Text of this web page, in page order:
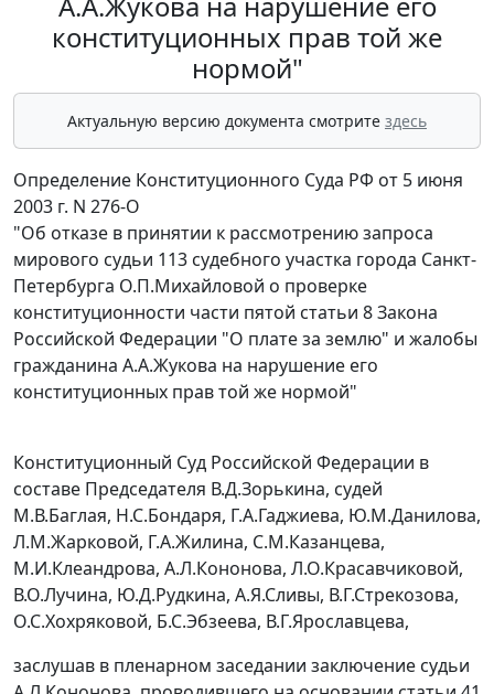
конституционных прав той же
нормой"
Актуальную версию документа смотрите здесь
Определение Конституционного Суда РФ от 5 июня
2003 г. N 276-О
"Об отказе в принятии к рассмотрению запроса
мирового судьи 113 судебного участка города Санкт-
Петербурга О.П.Михайловой о проверке
конституционности части пятой статьи 8 Закона
Российской Федерации "О плате за землю" и жалобы
гражданина А.А.Жукова на нарушение его
конституционных прав той же нормой"
Конституционный Суд Российской Федерации в
составе Председателя В.Д.Зорькина, судей
М.В.Баглая, Н.С.Бондаря, Г.А.Гаджиева, Ю.М.Данилова,
Л.М.Жарковой, Г.А.Жилина, С.М.Казанцева,
М.И.Клеандрова, А.Л.Кононова, Л.О.Красавчиковой,
В.О.Лучина, Ю.Д.Рудкина, А.Я.Сливы, В.Г.Стрекозова,
О.С.Хохряковой, Б.С.Эбзеева, В.Г.Ярославцева,
заслушав в пленарном заседании заключение судьи